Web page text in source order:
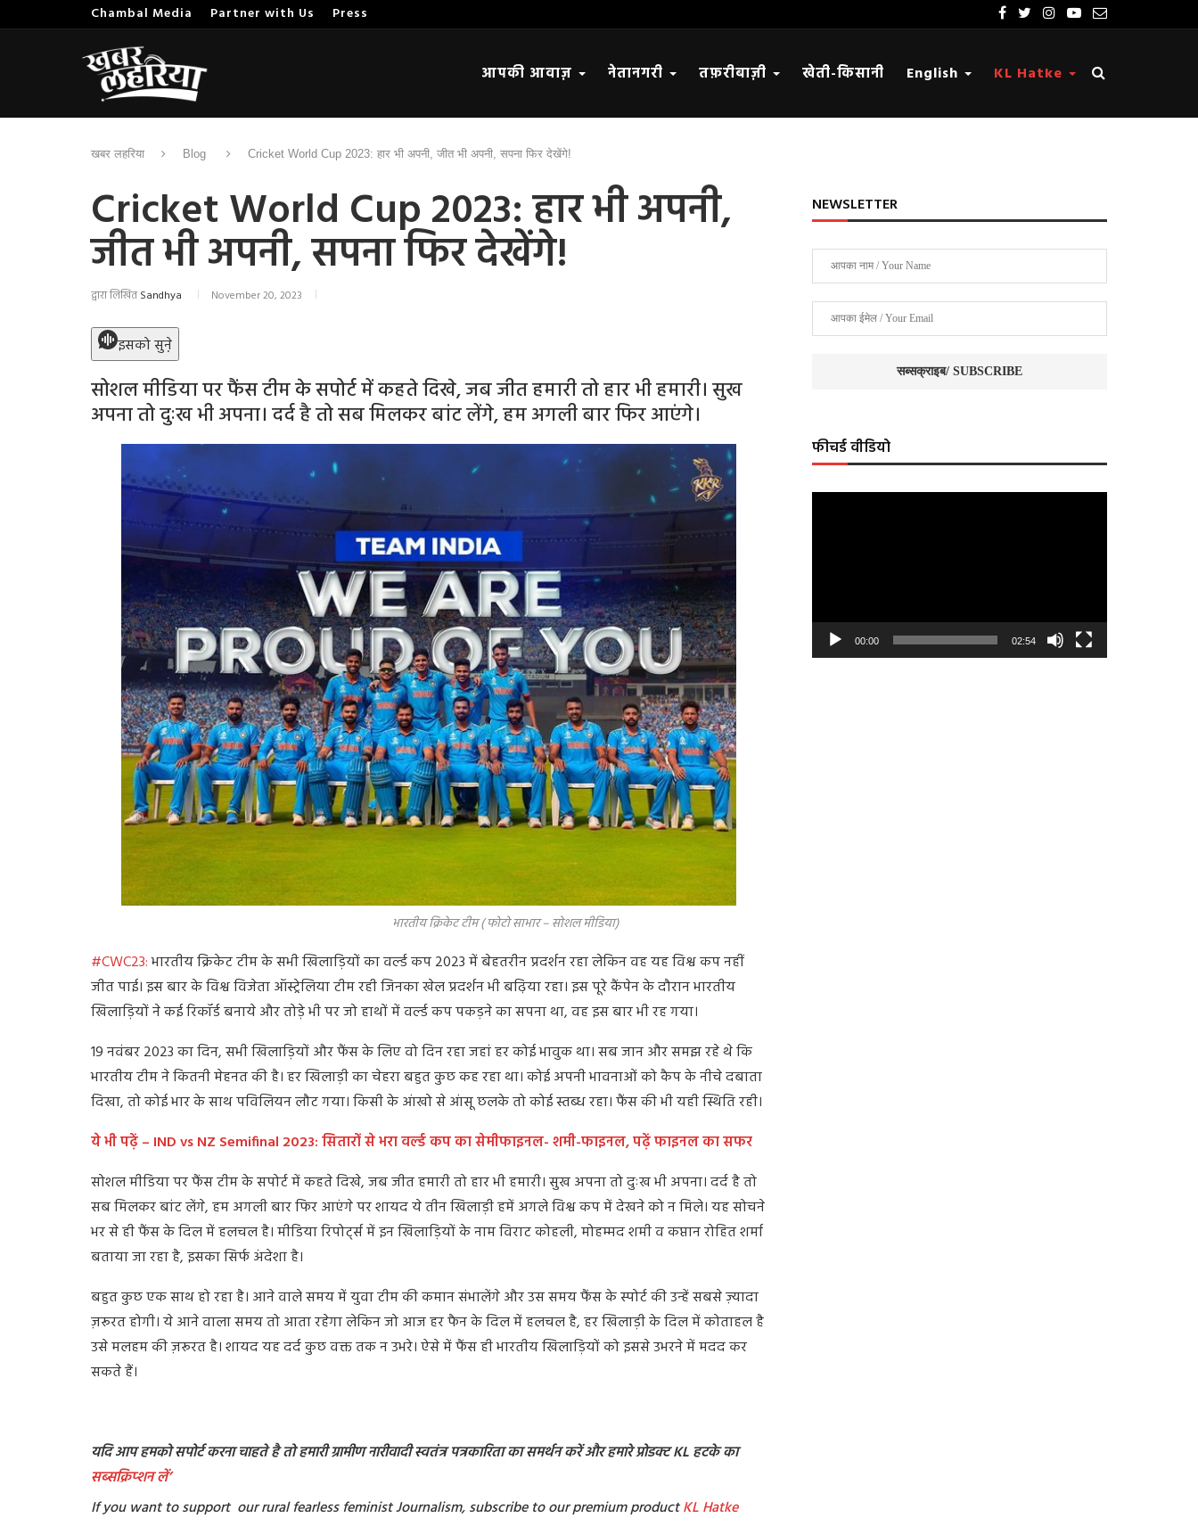
Chambal Media Partner with Us Press
आपकी आवाज़ नेतानगरी तफ़रीबाज़ी खेती-किसानी English KL Hatke
खबर लहरिया Blog Cricket World Cup 2023: हार भी अपनी, जीत भी अपनी, सपना फिर देखेंगे!
Cricket World Cup 2023: हार भी अपनी,
जीत भी अपनी, सपना फिर देखेंगे!
द्वारा लिखितSandhya November 20, 2023
इसको सुने़
सोशल मीडिया पर फैंस टीम के सपोर्ट में कहते दिखे, जब जीत हमारी तो हार भी हमारी। सुख
अपना तो दुःख भी अपना। दर्द है तो सब मिलकर बांट लेंगे, हम अगली बार फिर आएंगे।
भारतीय क्रिकेट टीम ( फोटो साभार – सोशल मीडिया)
#CWC23:भारतीय क्रिकेट टीम के सभी खिलाड़ियों का वर्ल्ड कप 2023 में बेहतरीन प्रदर्शन रहा लेकिन वह यह विश्व कप नहीं
जीत पाई। इस बार के विश्व विजेता ऑस्ट्रेलिया टीम रही जिनका खेल प्रदर्शन भी बढ़िया रहा। इस पूरे कैंपेन के दौरान भारतीय
खिलाड़ियों ने कई रिकॉर्ड बनाये और तोड़े भी पर जो हाथों में वर्ल्ड कप पकड़ने का सपना था, वह इस बार भी रह गया।
19 नवंबर 2023 का दिन, सभी खिलाड़ियों और फैंस के लिए वो दिन रहा जहां हर कोई भावुक था। सब जान और समझ रहे थे कि
भारतीय टीम ने कितनी मेहनत की है। हर खिलाड़ी का चेहरा बहुत कुछ कह रहा था। कोई अपनी भावनाओं को कैप के नीचे दबाता
दिखा, तो कोई भार के साथ पविलियन लौट गया। किसी के आंखो से आंसू छलके तो कोई स्तब्ध रहा। फैंस की भी यही स्थिति रही।
ये भी पढ़ें – IND vs NZ Semifinal 2023: सितारों से भरा वर्ल्ड कप का सेमीफाइनल- शमी-फाइनल, पढ़ें फाइनल का सफर
सोशल मीडिया पर फैंस टीम के सपोर्ट में कहते दिखे, जब जीत हमारी तो हार भी हमारी। सुख अपना तो दुःख भी अपना। दर्द है तो
सब मिलकर बांट लेंगे, हम अगली बार फिर आएंगे पर शायद ये तीन खिलाड़ी हमें अगले विश्व कप में देखने को न मिले। यह सोचने
भर से ही फैंस के दिल में हलचल है। मीडिया रिपोर्ट्स में इन खिलाड़ियों के नाम विराट कोहली, मोहम्मद शमी व कप्तान रोहित शर्मा
बताया जा रहा है, इसका सिर्फ अंदेशा है।
बहुत कुछ एक साथ हो रहा है। आने वाले समय में युवा टीम की कमान संभालेंगे और उस समय फैंस के स्पोर्ट की उन्हें सबसे ज़्यादा
ज़रूरत होगी। ये आने वाला समय तो आता रहेगा लेकिन जो आज हर फैन के दिल में हलचल है, हर खिलाड़ी के दिल में कोताहल है
उसे मलहम की ज़रूरत है। शायद यह दर्द कुछ वक्त तक न उभरे। ऐसे में फैंस ही भारतीय खिलाड़ियों को इससे उभरने में मदद कर
सकते हैं।
यदि आप हमको सपोर्ट करना चाहते है तो हमारी ग्रामीण नारीवादी स्वतंत्र पत्रकारिता का समर्थन करें और हमारे प्रोडक्ट KL हटके का
सब्सक्रिप्शनलें’
If you want to support our rural fearless feminist Journalism, subscribe to our premium productKL Hatke
NEWSLETTER
फीचर्ड वीडियो
00:00 02:54